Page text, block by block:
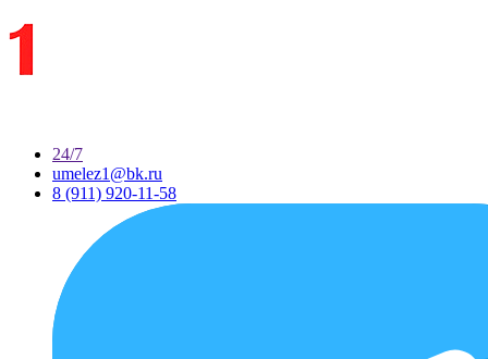
24/7
umelez1@bk.ru
8 (911) 920-11-58